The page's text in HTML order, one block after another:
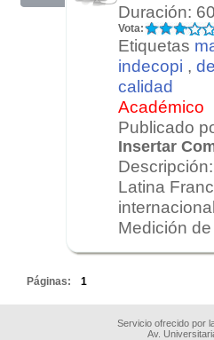
Duración:
Vota:
Etiquetas
indecopi ,
calidad
Académico
Publicado
Insertar
Latina
Medición
Páginas: 1
Servicio ofrecido por
Av.